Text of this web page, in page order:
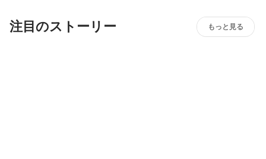
注目のストーリー もっと見る